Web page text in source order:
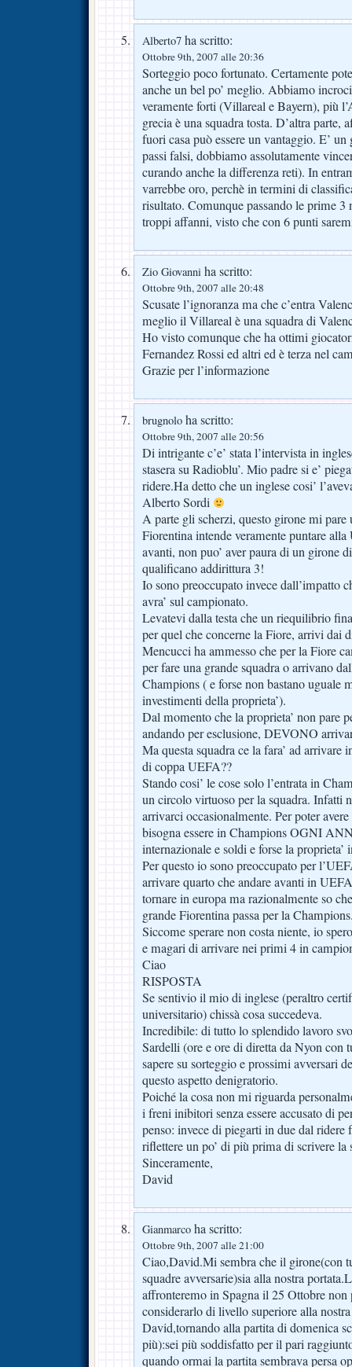
Alberto7 ha scritto:
Ottobre 9th, 2007 alle 20:36
Sorteggio poco fortunato. Certamente
anche un bel po’ meglio. Abbiamo
veramente forti (Villareal e Bayern), più
grecia è una squadra tosta. D’altra parte,
fuori casa può essere un vantaggio. E’
passi falsi, dobbiamo assolutamente
curando anche la differenza reti). In
varrebbe oro, perchè in termini di
risultato. Comunque passando le prime 3
troppi affanni, visto che con 6 punti
Zio Giovanni ha scritto:
Ottobre 9th, 2007 alle 20:48
Scusate l’ignoranza ma che c’entra
meglio il Villareal è una squadra di
Ho visto comunque che ha ottimi
Fernandez Rossi ed altri ed è terza nel
Grazie per l’informazione
brugnolo ha scritto:
Ottobre 9th, 2007 alle 20:56
Di intrigante c’e’ stata l’intervista in
stasera su Radioblu’. Mio padre si e’
ridere.Ha detto che un inglese cosi’
Alberto Sordi
A parte gli scherzi, questo girone mi pare
Fiorentina intende veramente puntare
avanti, non puo’ aver paura di un girone
qualificano addirittura 3!
Io sono preoccupato invece dall’impatto
avra’ sul campionato.
Levatevi dalla testa che un riequilibrio
per quel che concerne la Fiore, arrivi dai
Mencucci ha ammesso che per la Fiore
per fare una grande squadra o arrivano
Champions ( e forse non bastano uguale
investimenti della proprieta’).
Dal momento che la proprieta’ non pare
andando per esclusione, DEVONO
Ma questa squadra ce la fara’ ad
di coppa UEFA??
Stando cosi’ le cose solo l’entrata in
un circolo virtuoso per la squadra. Infatti
arrivarci occasionalmente. Per poter
bisogna essere in Champions OGNI
internazionale e soldi e forse la proprieta’
Per questo io sono preoccupato per
arrivare quarto che andare avanti in
tornare in europa ma razionalmente so
grande Fiorentina passa per la
Siccome sperare non costa niente, io
e magari di arrivare nei primi 4 in
Ciao
RISPOSTA
Se sentivio il mio di inglese (peraltro
universitario) chissà cosa succedeva.
Incredibile: di tutto lo splendido lavoro
Sardelli (ore e ore di diretta da Nyon con
sapere su sorteggio e prossimi avversari
questo aspetto denigratorio.
Poiché la cosa non mi riguarda
i freni inibitori senza essere accusato di
penso: invece di piegarti in due dal
riflettere un po’ di più prima di scrivere la
Sinceramente,
David
Gianmarco ha scritto:
Ottobre 9th, 2007 alle 21:00
Ciao,David.Mi sembra che il girone(con
squadre avversarie)sia alla nostra
affronteremo in Spagna il 25 Ottobre
considerarlo di livello superiore alla
David,tornando alla partita di domenica
più):sei più soddisfatto per il pari
quando ormai la partita sembrava persa